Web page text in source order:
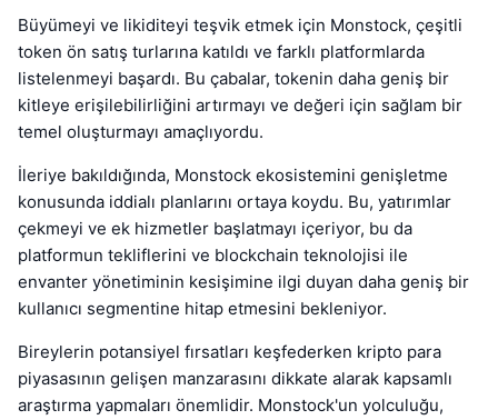
Büyümeyi ve likiditeyi teşvik etmek için Monstock, çeşitli
token ön satış turlarına katıldı ve farklı platformlarda
listelenmeyi başardı. Bu çabalar, tokenin daha geniş bir
kitleye erişilebilirliğini artırmayı ve değeri için sağlam bir
temel oluşturmayı amaçlıyordu.
İleriye bakıldığında, Monstock ekosistemini genişletme
konusunda iddialı planlarını ortaya koydu. Bu, yatırımlar
çekmeyi ve ek hizmetler başlatmayı içeriyor, bu da
platformun tekliflerini ve blockchain teknolojisi ile
envanter yönetiminin kesişimine ilgi duyan daha geniş bir
kullanıcı segmentine hitap etmesini bekleniyor.
Bireylerin potansiyel fırsatları keşfederken kripto para
piyasasının gelişen manzarasını dikkate alarak kapsamlı
araştırma yapmaları önemlidir. Monstock'un yolculuğu,